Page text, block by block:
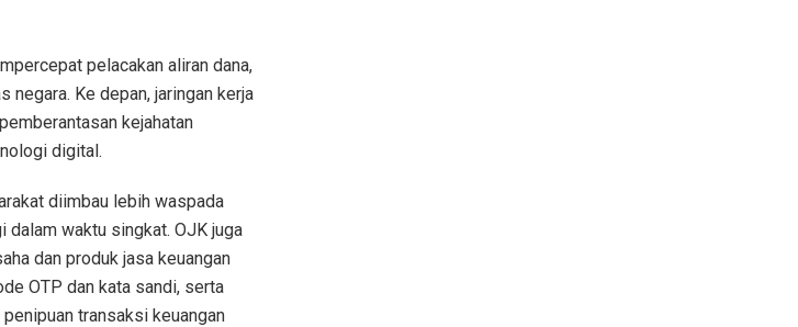
pelacakan aliran dana,
Ke depan, jaringan kerja
kejahatan
digital.
diimbau lebih waspada
dalam waktu singkat. OJK juga
dan produk jasa keuangan
OTP dan kata sandi, serta
transaksi keuangan